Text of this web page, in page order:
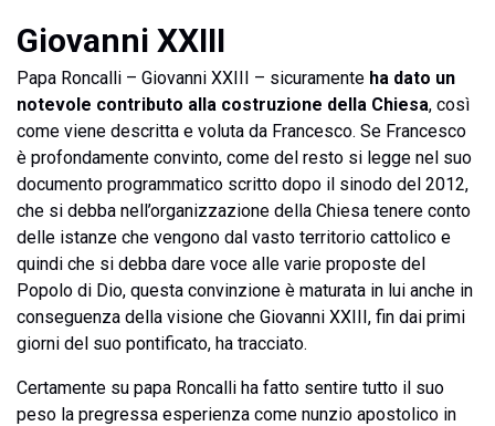
Giovanni XXIII
Papa Roncalli – Giovanni XXIII – sicuramente ha dato un
notevole contributo alla costruzione della Chiesa, così
come viene descritta e voluta da Francesco. Se Francesco
è profondamente convinto, come del resto si legge nel suo
documento programmatico scritto dopo il sinodo del 2012,
che si debba nell’organizzazione della Chiesa tenere conto
delle istanze che vengono dal vasto territorio cattolico e
quindi che si debba dare voce alle varie proposte del
Popolo di Dio, questa convinzione è maturata in lui anche in
conseguenza della visione che Giovanni XXIII, fin dai primi
giorni del suo pontificato, ha tracciato.
Certamente su papa Roncalli ha fatto sentire tutto il suo
peso la pregressa esperienza come nunzio apostolico in